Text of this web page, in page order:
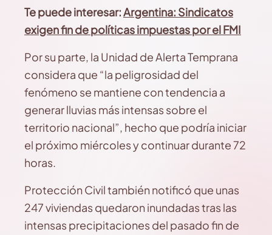
Te puede interesar:Argentina: Sindicatos
exigen fin de políticas impuestas por el FMI
Por su parte, la Unidad de Alerta Temprana
considera que “la peligrosidad del
fenómeno se mantiene con tendencia a
generar lluvias más intensas sobre el
territorio nacional”, hecho que podría iniciar
el próximo miércoles y continuar durante 72
horas.
Protección Civil también notificó que unas
247 viviendas quedaron inundadas tras las
intensas precipitaciones del pasado fin de